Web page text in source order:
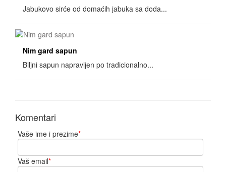
Jabukovo sirće od domaćih jabuka sa doda...
Nim gard sapun
Biljni sapun napravljen po tradicionalno...
Komentari
Vaše ime i prezime*
Vaš email*